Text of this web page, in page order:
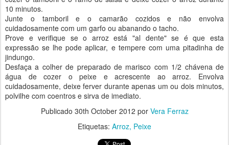
10 minutos.
Junte o tamboril e o camarão cozidos e não envolva
cuidadosamente com um garfo ou abanando o tacho.
Prove e verifique se o arroz está "al dente" se é que esta
expressão se lhe pode aplicar, e tempere com uma pitadinha de
jindungo.
Desfaça a colher de preparado de marisco com 1/2 chávena de
água de cozer o peixe e acrescente ao arroz. Envolva
cuidadosamente, deixe ferver durante apenas um ou dois minutos,
polvilhe com coentros e sirva de imediato.
Publicado 30th October 2012 por Vera Ferraz
Etiquetas: Arroz Peixe